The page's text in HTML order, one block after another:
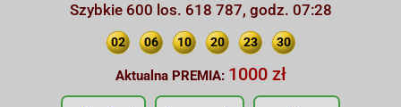
Szybkie 600 los. 618 787, godz. 07:28
02 06 10 20 23 30
Aktualna PREMIA: 1000 zł